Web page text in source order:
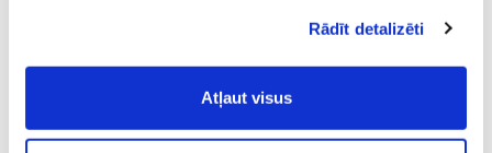
Vispārīgiem vietnes lietošanas
noteikumiem(saīsināti - VVLN).
Rādīt detalizēti
Atļaut visus